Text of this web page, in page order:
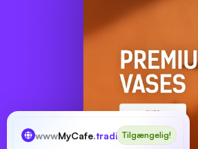
wwwMyCafe.tradingTilgængelig!